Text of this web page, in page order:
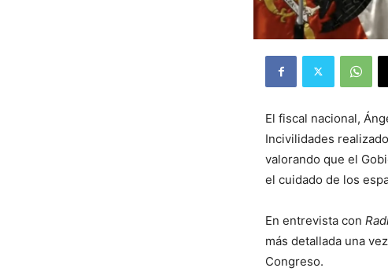
El fiscal nacional,
Incivilidades
valorando que el
el cuidado de los
En entrevista con
más detallada una
Congreso.